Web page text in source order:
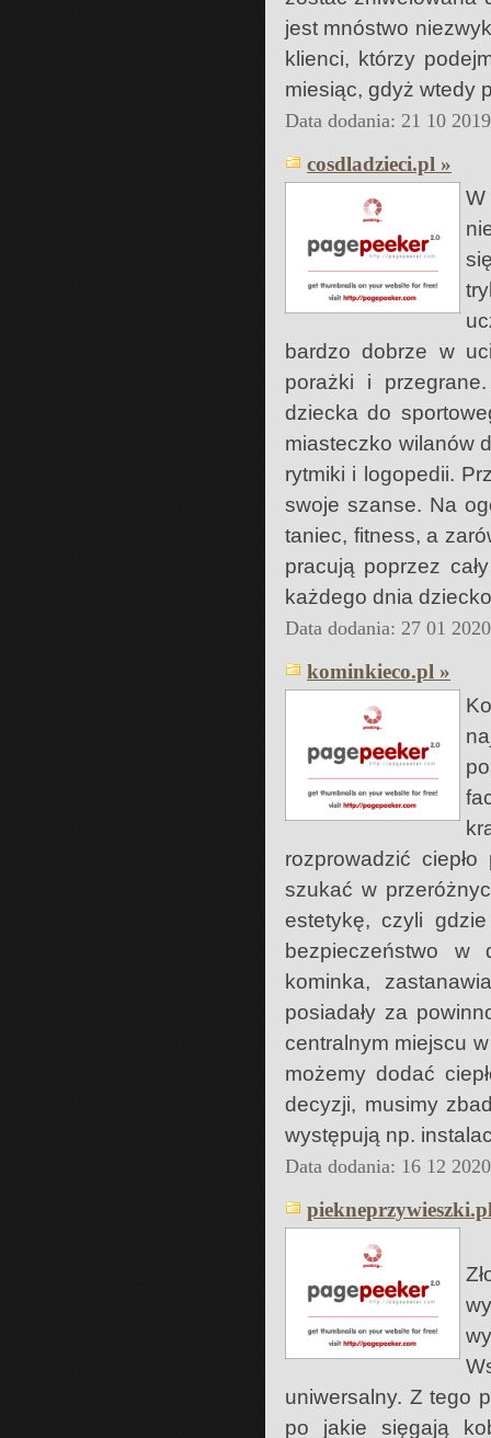
jest mnóstwo
klienci, którzy
miesiąc, gdyż wtedy
Data dodania: 21 10
cosdladzieci.pl »
bardzo dobrze w
porażki i
dziecka do
miasteczko wilanów
rytmiki i logopedii.
swoje szanse. Na
taniec, fitness, a
pracują poprzez
każdego dnia
Data dodania: 27 01
kominkieco.pl »
rozprowadzić
szukać w
estetykę, czyli
bezpieczeństwo w
kominka,
posiadały za
centralnym miejscu
możemy dodać
decyzji, musimy
występują np.
Data dodania: 16 12
uniwersalny. Z tego
po jakie sięgają